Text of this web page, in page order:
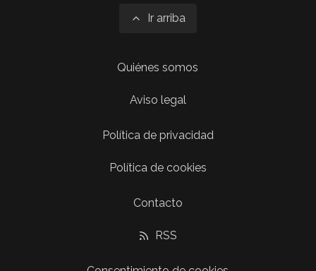
Ir arriba
Quiénes somos
Aviso legal
Política de privacidad
Política de cookies
Contacto
RSS